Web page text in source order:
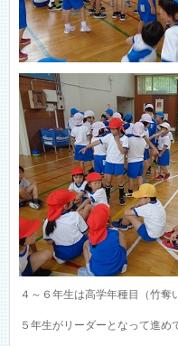
４～６年生は高学年種目（竹奪
５年生がリーダーとなって進め